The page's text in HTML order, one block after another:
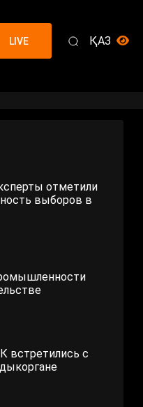
LIVE ҚАЗ
отметили
выборов в
встретились с